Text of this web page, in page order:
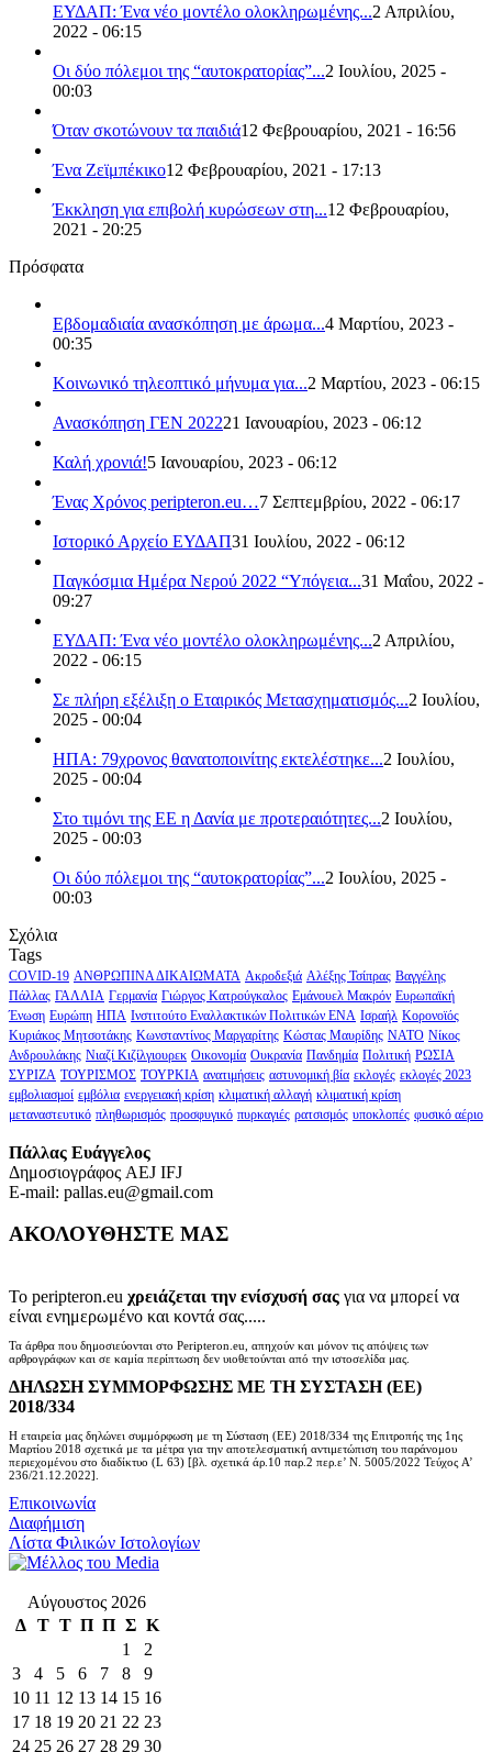
ΕΥΔΑΠ: Ένα νέο μοντέλο ολοκληρωμένης...2 Απριλίου,
2022 - 06:15
Οι δύο πόλεμοι της “αυτοκρατορίας”...2 Ιουλίου, 2025 -
00:03
Όταν σκοτώνουν τα παιδιά12 Φεβρουαρίου, 2021 - 16:56
Ένα Ζεϊμπέκικο12 Φεβρουαρίου, 2021 - 17:13
Έκκληση για επιβολή κυρώσεων στη...12 Φεβρουαρίου,
2021 - 20:25
Πρόσφατα
Εβδομαδιαία ανασκόπηση με άρωμα...4 Μαρτίου, 2023 -
00:35
Κοινωνικό τηλεοπτικό μήνυμα για...2 Μαρτίου, 2023 - 06:15
Ανασκόπηση ΓΕΝ 202221 Ιανουαρίου, 2023 - 06:12
Καλή χρονιά!5 Ιανουαρίου, 2023 - 06:12
Ένας Χρόνος peripteron.eu…7 Σεπτεμβρίου, 2022 - 06:17
Ιστορικό Αρχείο ΕΥΔΑΠ31 Ιουλίου, 2022 - 06:12
Παγκόσμια Ημέρα Νερού 2022 “Υπόγεια...31 Μαΐου, 2022 -
09:27
ΕΥΔΑΠ: Ένα νέο μοντέλο ολοκληρωμένης...2 Απριλίου,
2022 - 06:15
Σε πλήρη εξέλιξη ο Εταιρικός Μετασχηματισμός...2 Ιουλίου,
2025 - 00:04
ΗΠΑ: 79χρονος θανατοποινίτης εκτελέστηκε...2 Ιουλίου,
2025 - 00:04
Στο τιμόνι της ΕΕ η Δανία με προτεραιότητες...2 Ιουλίου,
2025 - 00:03
Οι δύο πόλεμοι της “αυτοκρατορίας”...2 Ιουλίου, 2025 -
00:03
Σχόλια
Tags
COVID-19 ΑΝΘΡΩΠΙΝΑ ΔΙΚΑΙΩΜΑΤΑ Ακροδεξιά Αλέξης Τσίπρας Βαγγέλης
Πάλλας ΓΑΛΛΙΑ Γερμανία Γιώργος Κατρούγκαλος Εμάνουελ Μακρόν Ευρωπαϊκή
Ένωση Ευρώπη ΗΠΑ Ινστιτούτο Εναλλακτικών Πολιτικών ΕΝΑ Ισραήλ Κορονοϊός
Κυριάκος Μητσοτάκης Κωνσταντίνος Μαργαρίτης Κώστας Μαυρίδης ΝΑΤΟ Νίκος
Ανδρουλάκης Νιαζί Κιζίλγιουρεκ Οικονομία Ουκρανία Πανδημία Πολιτική ΡΩΣΙΑ
ΣΥΡΙΖΑ ΤΟΥΡΙΣΜΟΣ ΤΟΥΡΚΙΑ ανατιμήσεις αστυνομική βία εκλογές εκλογές 2023
εμβολιασμοί εμβόλια ενεργειακή κρίση κλιματική αλλαγή κλιματική κρίση
μεταναστευτικό πληθωρισμός προσφυγικό πυρκαγιές ρατσισμός υποκλοπές φυσικό αέριο
Πάλλας Ευάγγελος
Δημοσιογράφος AEJ ΙFJ
E-mail: pallas.eu@gmail.com
ΑΚΟΛΟΥΘΗΣΤΕ ΜΑΣ
Το peripteron.eu χρειάζεται την ενίσχυσή σας για να μπορεί να
είναι ενημερωμένο και κοντά σας.....
Τα άρθρα που δημοσιεύονται στο Peripteron.eu, απηχούν και μόνον τις απόψεις των
αρθρογράφων και σε καμία περίπτωση δεν υιοθετούνται από την ιστοσελίδα μας.
ΔΗΛΩΣΗ ΣΥΜΜΟΡΦΩΣΗΣ ΜΕ ΤΗ ΣΥΣΤΑΣΗ (ΕΕ)
2018/334
Η εταιρεία μας δηλώνει συμμόρφωση με τη Σύσταση (ΕΕ) 2018/334 της Επιτροπής της 1ης
Μαρτίου 2018 σχετικά με τα μέτρα για την αποτελεσματική αντιμετώπιση του παράνομου
περιεχομένου στο διαδίκτυο (L 63) [βλ. σχετικά άρ.10 παρ.2 περ.ε’ Ν. 5005/2022 Τεύχος A’
236/21.12.2022].
Επικοινωνία
Διαφήμιση
Λίστα Φιλικών Ιστολογίων
Αύγουστος 2026
Δ Τ Τ Π Π Σ Κ
1
2
3
4 5 6 7 8
9
10 11 12 13 14 15 16
17 18 19 20 21 22 23
24 25 26 27 28 29 30